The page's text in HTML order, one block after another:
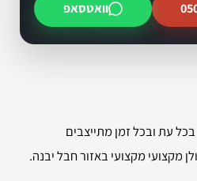
וואטסאפ
עת ובכל זמן מתייצבים
מקצועי מקצועי באזור חבל יבנה.